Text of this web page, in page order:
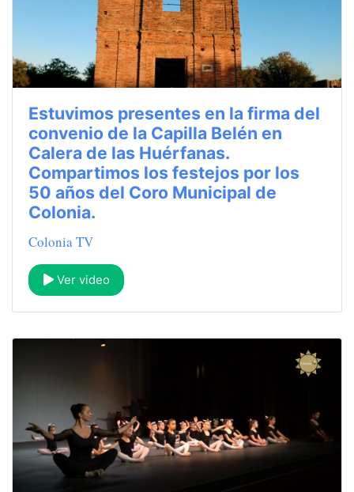
Estuvimos presentes en la firma del
convenio de la Capilla Belén en
Calera de las Huérfanas.
Compartimos los festejos por los
50 años del Coro Municipal de
Colonia.
Colonia TV
Ver video